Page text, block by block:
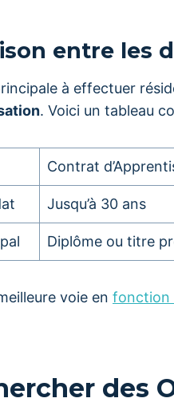
entre les
à effectuer
. Voici un tableau
Contrat
Jusqu’à 30 ans
Diplôme ou titre
voie en fonction
des